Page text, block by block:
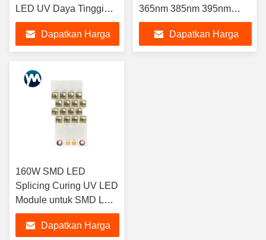
LED UV Daya Tinggi
Dimmable
Dapatkan Harga
365nm 385nm 395nm
405nm
Dapatkan Harga
160W SMD LED
Splicing Curing UV LED
Module untuk SMD LED
Chip Curing PCB
Dapatkan Harga